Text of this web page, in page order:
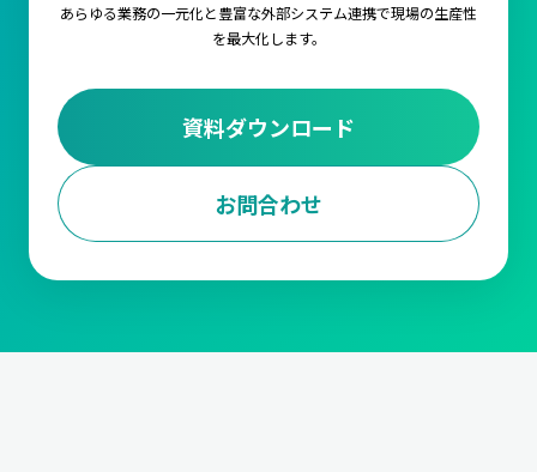
あらゆる業務の一元化と豊富な外部システム連携で現場の生産性
を最大化します。
資料ダウンロード
お問合わせ